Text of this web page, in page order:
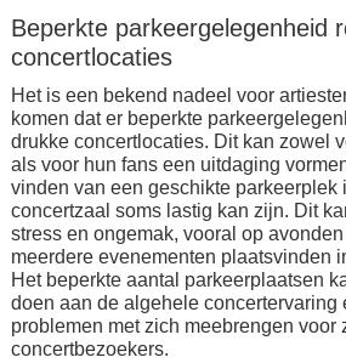
Beperkte parkeergelegenheid
concertlocaties
Het is een bekend nadeel voor
komen dat er beperkte
drukke concertlocaties. Dit kan zowel
als voor hun fans een uitdaging
vinden van een geschikte parkeerplek
concertzaal soms lastig kan zijn. Dit
stress en ongemak, vooral op
meerdere evenementen plaatsvinden
Het beperkte aantal parkeerplaatsen
doen aan de algehele concertervaring
problemen met zich meebrengen voor
concertbezoekers.